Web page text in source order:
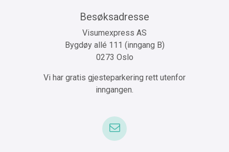
Besøksadresse
Visumexpress AS
Bygdøy allé 111 (inngang B)
0273 Oslo
Vi har gratis gjesteparkering rett utenfor
inngangen.